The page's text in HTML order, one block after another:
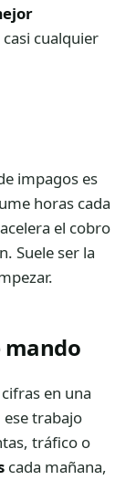
casi cualquier
impagos es
horas cada
el cobro
Suele ser la
mando
en una
trabajo
tráfico o
cada mañana,